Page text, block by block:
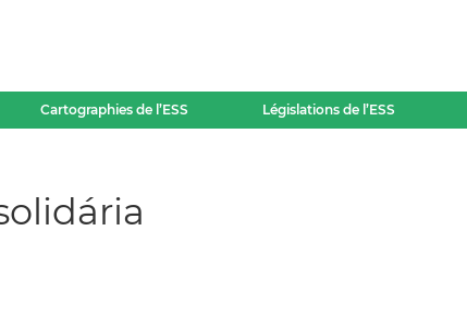
Cartographies de l’ESS Législations de l’ESS